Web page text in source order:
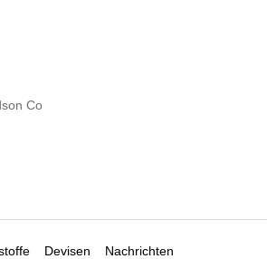
Co
Devisen Nachrichten